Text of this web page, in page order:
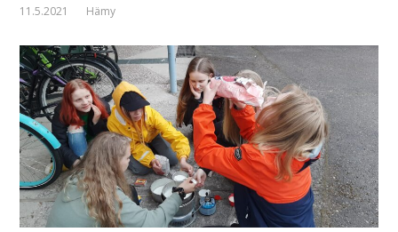
11.5.2021 Hämy